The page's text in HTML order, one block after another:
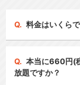
料金はいくら
本当に660円(
放題ですか？